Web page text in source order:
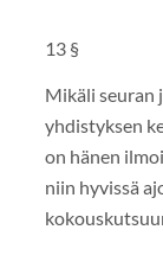
13 §
Mikäli seuran
yhdistyksen
on hänen
niin hyvissä